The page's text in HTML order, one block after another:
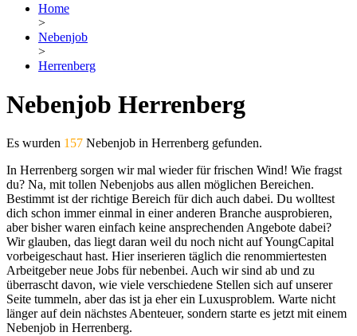
Home
>
Nebenjob
>
Herrenberg
Nebenjob Herrenberg
Es wurden 157 Nebenjob in Herrenberg gefunden.
In Herrenberg sorgen wir mal wieder für frischen Wind! Wie fragst
du? Na, mit tollen Nebenjobs aus allen möglichen Bereichen.
Bestimmt ist der richtige Bereich für dich auch dabei. Du wolltest
dich schon immer einmal in einer anderen Branche ausprobieren,
aber bisher waren einfach keine ansprechenden Angebote dabei?
Wir glauben, das liegt daran weil du noch nicht auf YoungCapital
vorbeigeschaut hast. Hier inserieren täglich die renommiertesten
Arbeitgeber neue Jobs für nebenbei. Auch wir sind ab und zu
überrascht davon, wie viele verschiedene Stellen sich auf unserer
Seite tummeln, aber das ist ja eher ein Luxusproblem. Warte nicht
länger auf dein nächstes Abenteuer, sondern starte es jetzt mit einem
Nebenjob in Herrenberg.